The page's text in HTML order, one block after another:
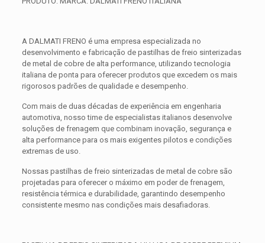
A DALMATI FRENO é uma empresa especializada no
desenvolvimento e fabricação de pastilhas de freio sinterizadas
de metal de cobre de alta performance, utilizando tecnologia
italiana de ponta para oferecer produtos que excedem os mais
rigorosos padrões de qualidade e desempenho.
Com mais de duas décadas de experiência em engenharia
automotiva, nosso time de especialistas italianos desenvolve
soluções de frenagem que combinam inovação, segurança e
alta performance para os mais exigentes pilotos e condições
extremas de uso.
Nossas pastilhas de freio sinterizadas de metal de cobre são
projetadas para oferecer o máximo em poder de frenagem,
resistência térmica e durabilidade, garantindo desempenho
consistente mesmo nas condições mais desafiadoras.